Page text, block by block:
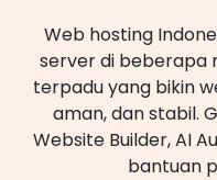
Web hosting
server di beberapa
terpadu yang bikin
aman, dan stabil.
Website Builder, AI
bantuan